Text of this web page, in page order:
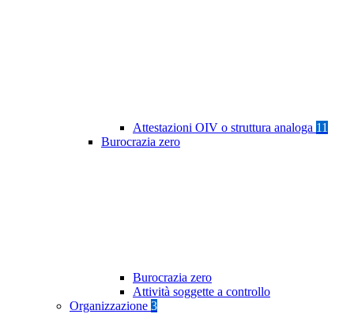
Attestazioni OIV o struttura analoga 11
Burocrazia zero
Burocrazia zero
Attività soggette a controllo
Organizzazione 3